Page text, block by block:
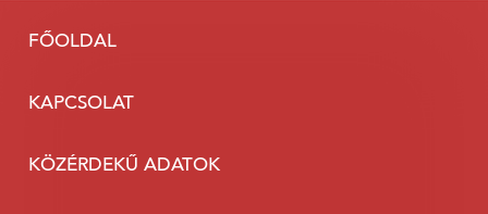
FŐOLDAL
KAPCSOLAT
KÖZÉRDEKŰ ADATOK